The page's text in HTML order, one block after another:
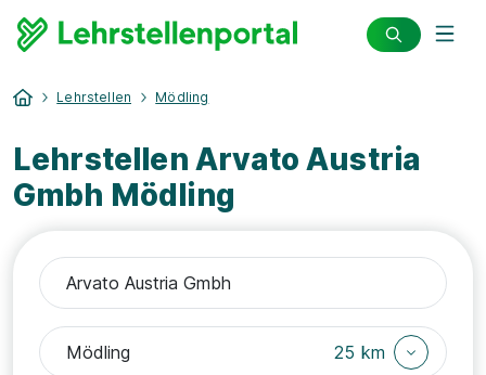
Lehrstellen Mödling
Lehrstellen Arvato Austria
Gmbh Mödling
25 km